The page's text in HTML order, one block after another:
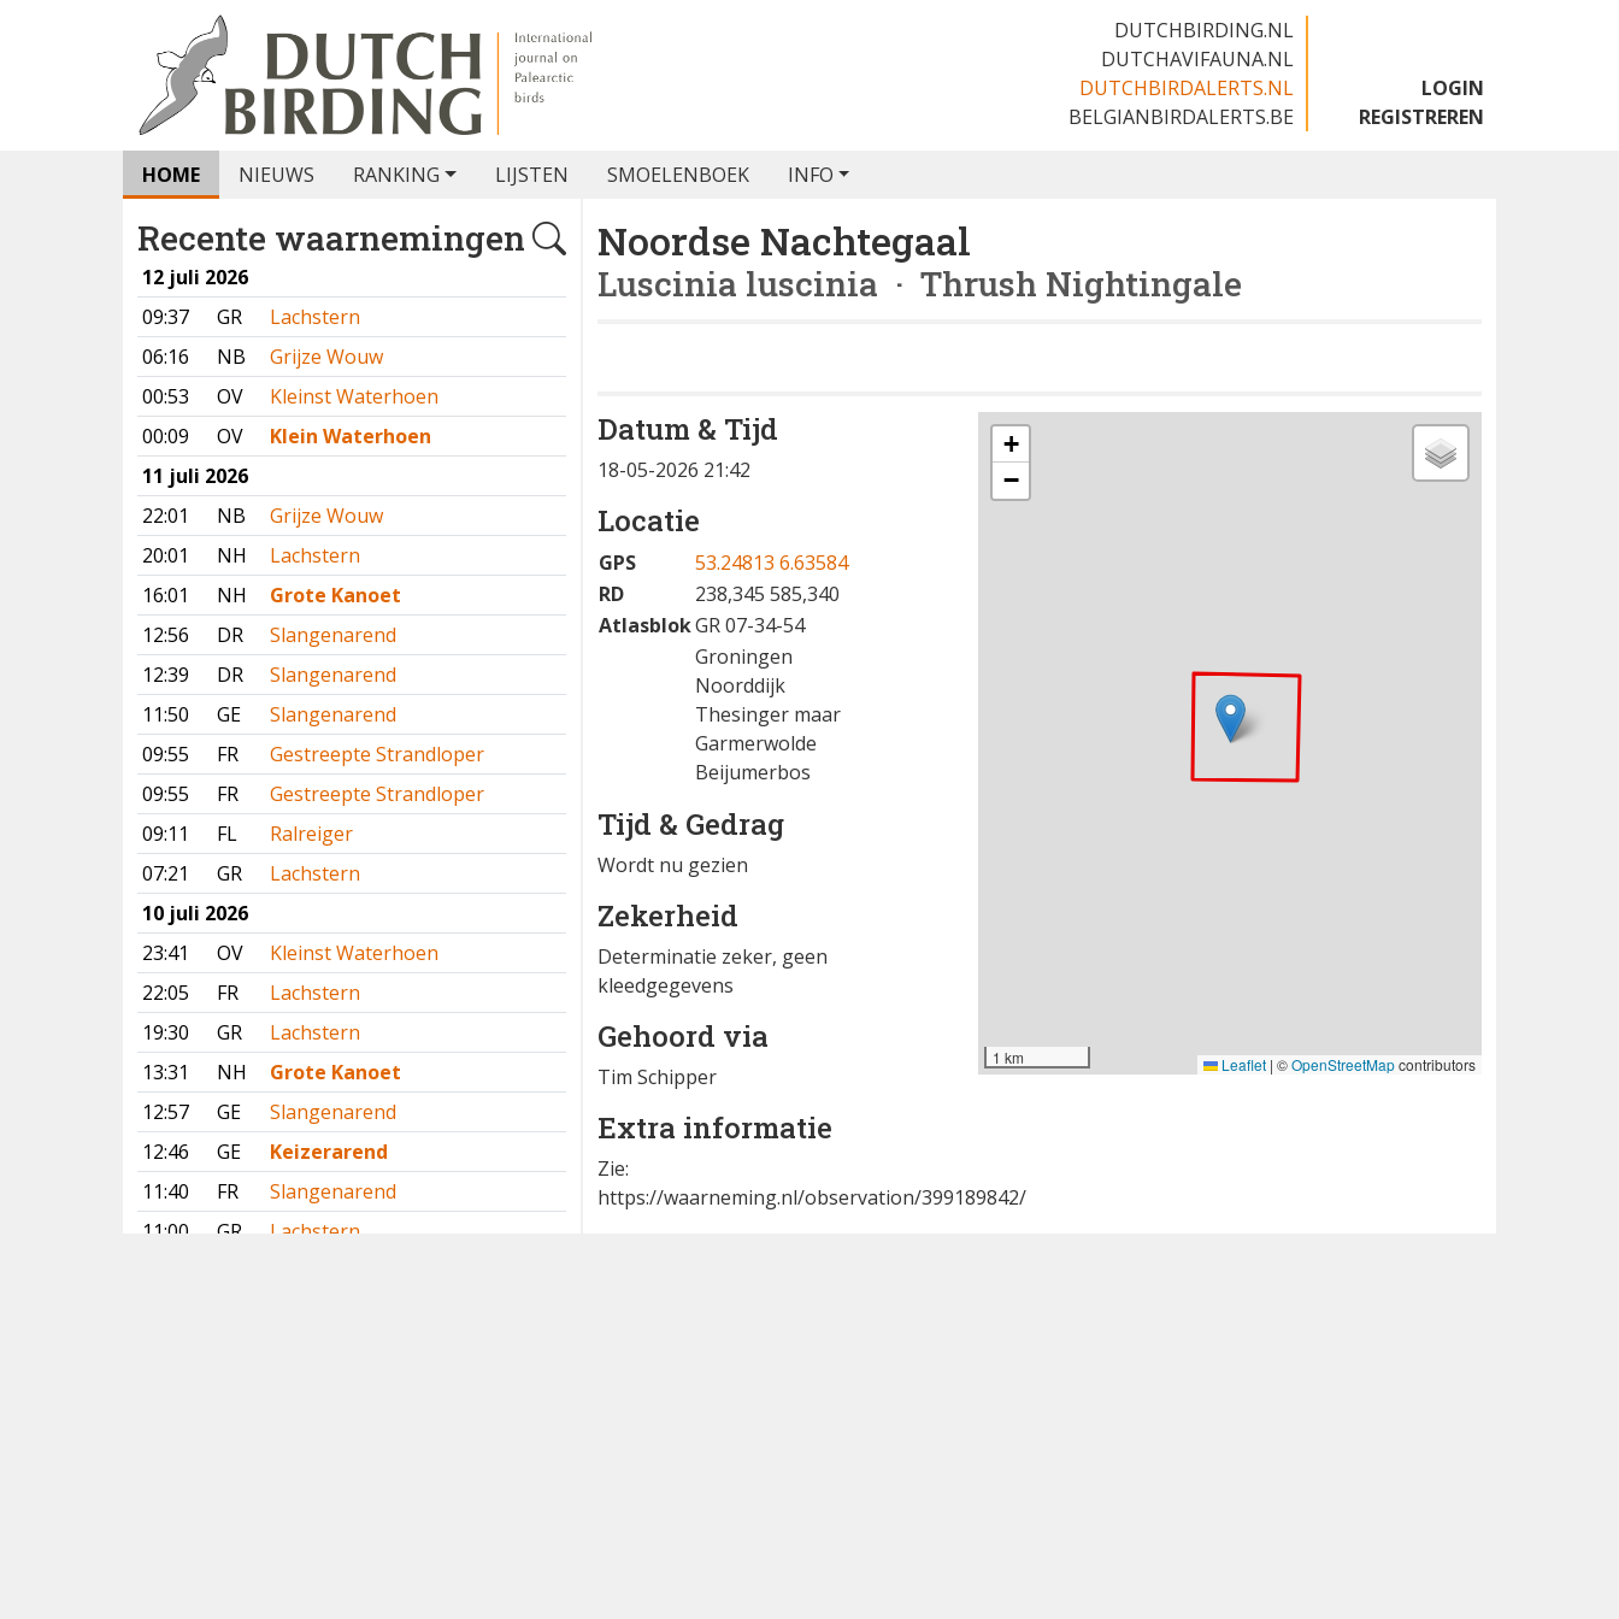
DUTCHBIRDING.NL
DUTCHAVIFAUNA.NL
DUTCHBIRDALERTS.NL
BELGIANBIRDALERTS.BE
LOGIN
REGISTREREN
HOME NIEUWS RANKING LIJSTEN SMOELENBOEK INFO
Recente waarnemingen
12 juli 2026
09:37
GR
Lachstern
06:16
NB
Grijze Wouw
00:53
OV
Kleinst Waterhoen
00:09
OV
Klein Waterhoen
11 juli 2026
22:01
NB
Grijze Wouw
20:01
NH
Lachstern
16:01
NH
Grote Kanoet
12:56
DR
Slangenarend
12:39
DR
Slangenarend
11:50
GE
Slangenarend
09:55
FR
Gestreepte Strandloper
09:55
FR
Gestreepte Strandloper
09:11
FL
Ralreiger
07:21
GR
Lachstern
10 juli 2026
23:41
OV
Kleinst Waterhoen
22:05
FR
Lachstern
19:30
GR
Lachstern
13:31
NH
Grote Kanoet
12:57
GE
Slangenarend
12:46
GE
Keizerarend
11:40
FR
Slangenarend
11:00
GR
Lachstern
Noordse Nachtegaal
Luscinia luscinia · Thrush Nightingale
Datum & Tijd
18-05-2026 21:42
Locatie
GPS
53.24813 6.63584
RD
238,345 585,340
AtlasblokGR 07-34-54
Groningen
Noorddijk
Thesinger maar
Garmerwolde
Beijumerbos
Tijd & Gedrag
Wordt nu gezien
Zekerheid
Determinatie zeker, geen
kleedgegevens
Gehoord via
Tim Schipper
Extra informatie
Zie:
https://waarneming.nl/observation/399189842/
+
−
1 km Leaflet | ©OpenStreetMapcontributors